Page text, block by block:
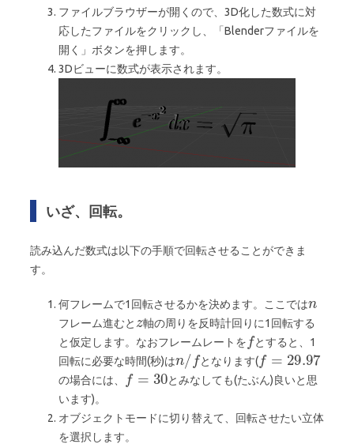
ファイルブラウザーが開くので、3D化した数式に対
応したファイルをクリックし、「Blenderファイルを
開く」ボタンを押します。
3Dビューに数式が表示されます。
いざ、回転。
読み込んだ数式は以下の手順で回転させることができま
す。
何フレームで1回転させるかを決めます。ここでは
フレーム進むと
軸の周りを反時計回りに1回転する
と仮定します。なおフレームレートを
とすると、1
回転に必要な時間(秒)は
となります(
の場合には、
とみなしても(たぶん)良いと思
います)。
オブジェクトモードに切り替えて、回転させたい立体
を選択します。